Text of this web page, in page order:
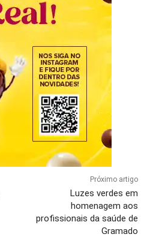
Próximo artigo
Luzes verdes em
homenagem aos
profissionais da saúde de
Gramado